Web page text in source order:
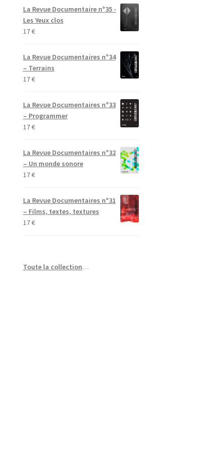
La Revue Documentaire n°35 -
Les Yeux clos
17€
La Revue Documentaires n°34
– Terrains
17€
La Revue Documentaires n°33
– Programmer
17€
La Revue Documentaires n°32
– Un monde sonore
17€
La Revue Documentaires n°31
– Films, textes, textures
17€
Toute la collection…